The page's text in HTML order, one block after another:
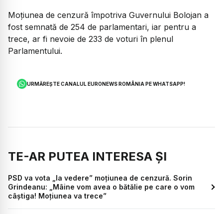
Moțiunea de cenzură împotriva Guvernului Bolojan a
fost semnată de 254 de parlamentari, iar pentru a
trece, ar fi nevoie de 233 de voturi în plenul
Parlamentului.
URMĂREȘTE CANALUL EURONEWS ROMÂNIA PE WHATSAPP!
TE-AR PUTEA INTERESA ȘI
PSD va vota „la vedere” moțiunea de cenzură. Sorin
Grindeanu: „Mâine vom avea o bătălie pe care o vom
câștiga! Moțiunea va trece”